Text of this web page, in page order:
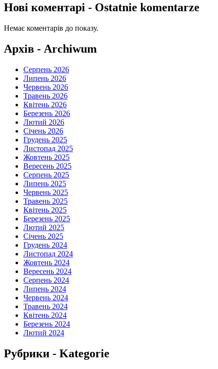
Нові коментарі - Ostatnie komentarze
Немає коментарів до показу.
Архів - Archiwum
Серпень 2026
Липень 2026
Червень 2026
Травень 2026
Квітень 2026
Березень 2026
Лютий 2026
Січень 2026
Грудень 2025
Листопад 2025
Жовтень 2025
Вересень 2025
Серпень 2025
Липень 2025
Червень 2025
Травень 2025
Квітень 2025
Березень 2025
Лютий 2025
Січень 2025
Грудень 2024
Листопад 2024
Жовтень 2024
Вересень 2024
Серпень 2024
Липень 2024
Червень 2024
Травень 2024
Квітень 2024
Березень 2024
Лютий 2024
Рубрики - Kategorie